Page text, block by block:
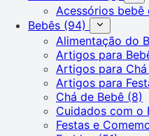
Acessórios bebê
Bebês (94)
Alimentação do
Artigos para
Artigos para
Artigos para
Chá de Bebê (8)
Cuidados com o
Festas e